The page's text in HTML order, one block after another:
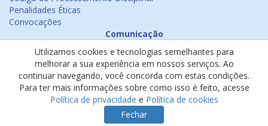
Penalidades Éticas
Convocações
Comunicação
Emissão de Certificados
Psicologia na Mídia
Ouvidoria
Política de cookies
Política de privacidade
Utilizamos cookies e tecnologias semelhantes para
melhorar a sua experiência em nossos serviços. Ao
continuar navegando, você concorda com estas condições.
Para ter mais informações sobre como isso é feito, acesse
Política de privacidade e Política de cookies
Fechar